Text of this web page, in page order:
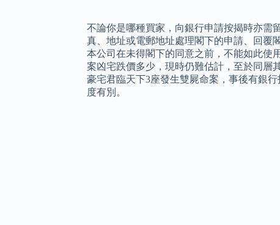
不論你是哪種買家，向銀行申請按揭時亦需
真、地址或電郵地址處理閣下的申請、回覆
本公司在未得閣下的同意之前，不能如此使
案凶宅跌價多少，現時仍難估計，至於同層
豪宅君臨天下3座發生雙屍命案，事後有銀
度有別。